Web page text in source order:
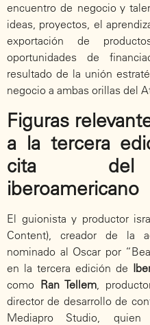
encuentro de negocio y
ideas, proyectos, el
exportación de
oportunidades de
resultado de la unión
negocio a ambas orillas del
Figuras
a la tercera
cita del
iberoamericano
El guionista y productor
Content), creador de la
nominado al Oscar por
en la tercera edición de
como Ran Tellem,
director de desarrollo de
Mediapro Studio,